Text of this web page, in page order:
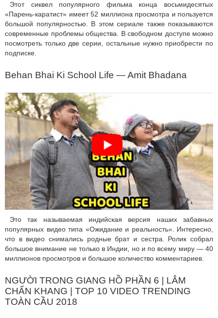
Этот сиквел популярного фильма конца восьмидесятых
«Парень-каратист» имеет 52 миллиона просмотра и пользуется
большой популярностью. В этом сериале также показываются
современные проблемы общества. В свободном доступе можно
посмотреть только две серии, остальные нужно приобрести по
подписке.
Behan Bhai Ki School Life — Amit Bhadana
Это так называемая индийская версия наших забавных
популярных видео типа «Ожидание и реальность». Интересно,
что в видео снимались родные брат и сестра. Ролик собрал
большое внимание не только в Индии, но и по всему миру — 40
миллионов просмотров и большое количество комментариев.
NGƯỜI TRONG GIANG HỒ PHẦN 6 | LÂM
CHẤN KHANG | TOP 10 VIDEO TRENDING
TOÀN CẦU 2018